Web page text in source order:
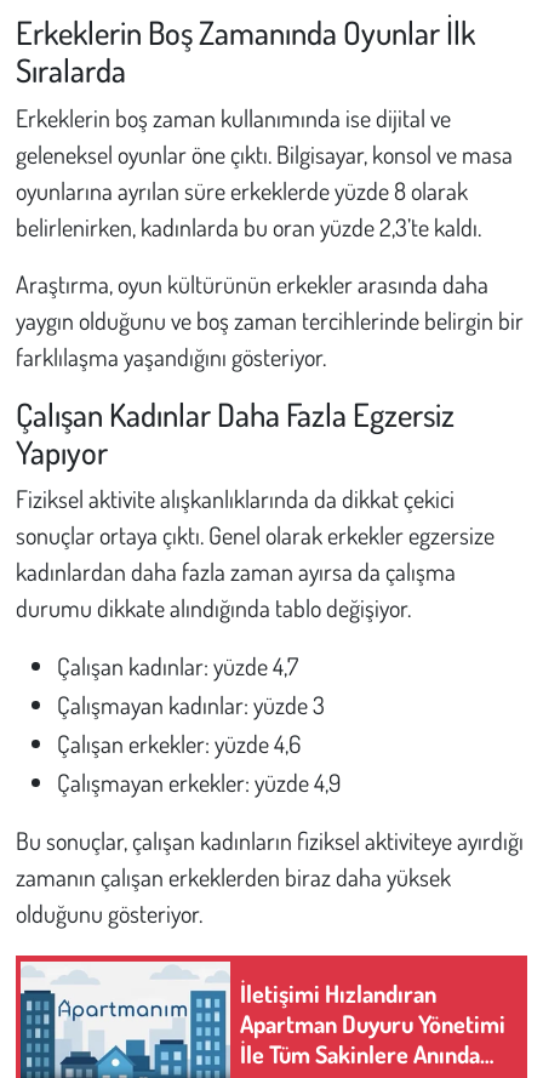
Erkeklerin Boş Zamanında Oyunlar İlk
Sıralarda
Erkeklerin boş zaman kullanımında ise dijital ve
geleneksel oyunlar öne çıktı. Bilgisayar, konsol ve masa
oyunlarına ayrılan süre erkeklerde yüzde 8 olarak
belirlenirken, kadınlarda bu oran yüzde 2,3’te kaldı.
Araştırma, oyun kültürünün erkekler arasında daha
yaygın olduğunu ve boş zaman tercihlerinde belirgin bir
farklılaşma yaşandığını gösteriyor.
Çalışan Kadınlar Daha Fazla Egzersiz
Yapıyor
Fiziksel aktivite alışkanlıklarında da dikkat çekici
sonuçlar ortaya çıktı. Genel olarak erkekler egzersize
kadınlardan daha fazla zaman ayırsa da çalışma
durumu dikkate alındığında tablo değişiyor.
Çalışan kadınlar: yüzde 4,7
Çalışmayan kadınlar: yüzde 3
Çalışan erkekler: yüzde 4,6
Çalışmayan erkekler: yüzde 4,9
Bu sonuçlar, çalışan kadınların fiziksel aktiviteye ayırdığı
zamanın çalışan erkeklerden biraz daha yüksek
olduğunu gösteriyor.
İletişimi Hızlandıran
Apartman Duyuru Yönetimi
İle Tüm Sakinlere Anında